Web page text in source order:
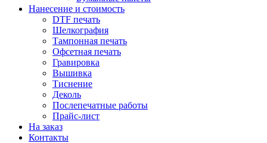
Нанесение и стоимость
DTF печать
Шелкография
Тампонная печать
Офсетная печать
Гравировка
Вышивка
Тиснение
Деколь
Послепечатные работы
Прайс-лист
На заказ
Контакты